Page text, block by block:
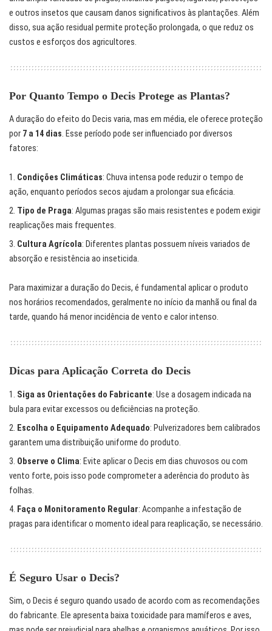
e outros insetos que causam danos significativos às plantações. Além
disso, sua ação residual permite proteção prolongada, o que reduz os
custos e esforços dos agricultores.
Por Quanto Tempo o Decis Protege as Plantas?
A duração do efeito do Decis varia, mas em média, ele oferece proteção
por 7 a 14 dias. Esse período pode ser influenciado por diversos
fatores:
Condições Climáticas: Chuva intensa pode reduzir o tempo de
ação, enquanto períodos secos ajudam a prolongar sua eficácia.
Tipo de Praga: Algumas pragas são mais resistentes e podem exigir
reaplicações mais frequentes.
Cultura Agrícola: Diferentes plantas possuem níveis variados de
absorção e resistência ao inseticida.
Para maximizar a duração do Decis, é fundamental aplicar o produto
nos horários recomendados, geralmente no início da manhã ou final da
tarde, quando há menor incidência de vento e calor intenso.
Dicas para Aplicação Correta do Decis
Siga as Orientações do Fabricante: Use a dosagem indicada na
bula para evitar excessos ou deficiências na proteção.
Escolha o Equipamento Adequado: Pulverizadores bem calibrados
garantem uma distribuição uniforme do produto.
Observe o Clima: Evite aplicar o Decis em dias chuvosos ou com
vento forte, pois isso pode comprometer a aderência do produto às
folhas.
Faça o Monitoramento Regular: Acompanhe a infestação de
pragas para identificar o momento ideal para reaplicação, se necessário.
É Seguro Usar o Decis?
Sim, o Decis é seguro quando usado de acordo com as recomendações
do fabricante. Ele apresenta baixa toxicidade para mamíferos e aves,